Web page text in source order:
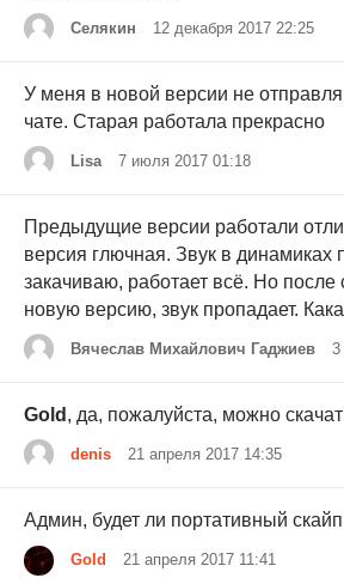
Селякин 12 декабря 2017 22:25
У меня в новой версии не
чате. Старая работала прекрасно
Lisa 7 июля 2017 01:18
Предыдущие версии работали
версия глючная. Звук в динамиках
закачиваю, работает всё. Но после
новую версию, звук пропадает.
Вячеслав Михайлович Гаджиев 3
Gold , да, пожалуйста, можно
denis 21 апреля 2017 14:35
Админ, будет ли портативный
Gold 21 апреля 2017 11:41